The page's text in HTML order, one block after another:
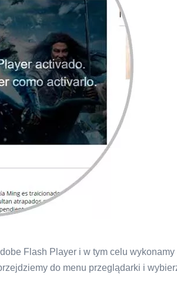
Flash Player i w tym celu
do menu przeglądarki i